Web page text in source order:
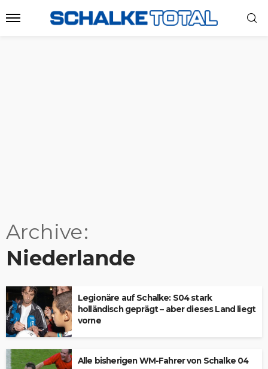
Archive
Niederlande
Legionäre auf Schalke: S04 stark
holländisch geprägt – aber dieses Land liegt
vorne
Alle bisherigen WM-Fahrer von Schalke 04